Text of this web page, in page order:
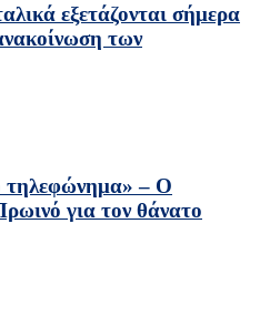
εξετάζονται σήμερα
των
τηλεφώνημα» – Ο
για τον θάνατο